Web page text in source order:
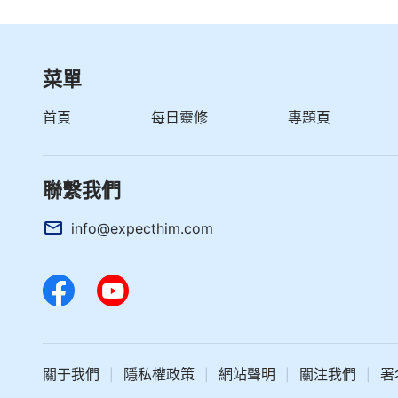
菜單
首頁 每日靈修 專題頁
聯繫我們
info@expecthim.com
關于我們 隱私權政策 網站聲明 關注我們 署